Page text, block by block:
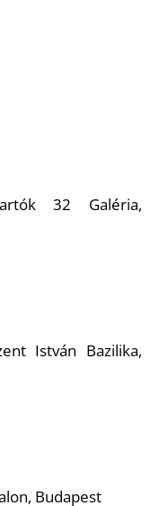
32 Galéria,
István Bazilika,
Budapest